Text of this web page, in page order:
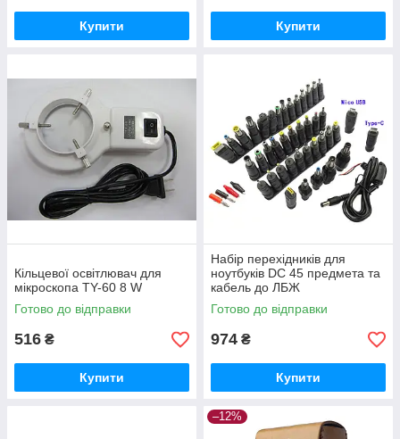
Купити Купити
Кільцевої освітлювач для
мікроскопа TY-60 8 W
Готово до відправки
516 ₴
Купити
Набір перехідників для
ноутбуків DC 45 предмета та
кабель до ЛБЖ
Готово до відправки
974 ₴
Купити
–12%